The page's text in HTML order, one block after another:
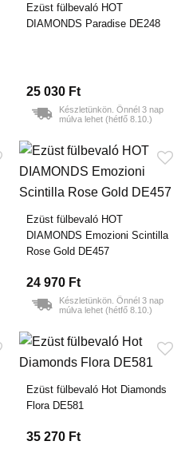
Ezüst fülbevaló HOT
DIAMONDS Paradise DE248
25 030 Ft
Készletünkön. Önnél 3 nap
múlva lehet (hétfő 8.10.)
Ezüst fülbevaló HOT
DIAMONDS Emozioni Scintilla
Rose Gold DE457
24 970 Ft
Készletünkön. Önnél 3 nap
múlva lehet (hétfő 8.10.)
Ezüst fülbevaló Hot Diamonds
Flora DE581
35 270 Ft